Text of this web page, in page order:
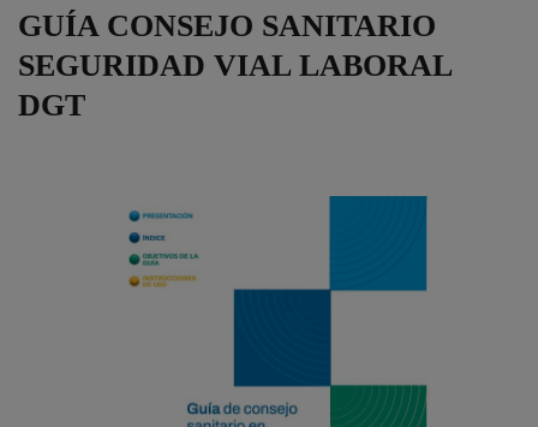
GUÍA CONSEJO SANITARIO
SEGURIDAD VIAL LABORAL
DGT